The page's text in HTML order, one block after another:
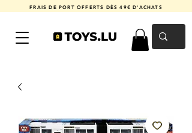
FRAIS DE PORT OFFERTS DÈS 49€ D'ACHATS